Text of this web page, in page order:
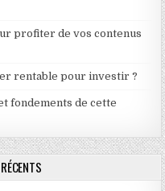
profiter de vos contenus
rentable pour investir ?
fondements de cette